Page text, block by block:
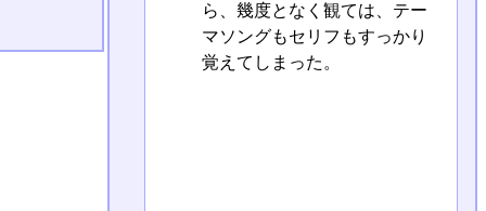
ら、幾度となく観ては、テー
マソングもセリフもすっかり
覚えてしまった。